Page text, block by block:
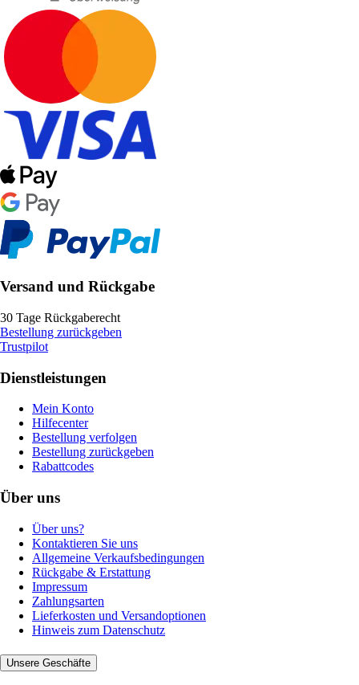
Versand und Rückgabe
30 Tage Rückgaberecht
Bestellung zurückgeben
Trustpilot
Dienstleistungen
Mein Konto
Hilfecenter
Bestellung verfolgen
Bestellung zurückgeben
Rabattcodes
Über uns
Über uns?
Kontaktieren Sie uns
Allgemeine Verkaufsbedingungen
Rückgabe & Erstattung
Impressum
Zahlungsarten
Lieferkosten und Versandoptionen
Hinweis zum Datenschutz
Unsere Geschäfte